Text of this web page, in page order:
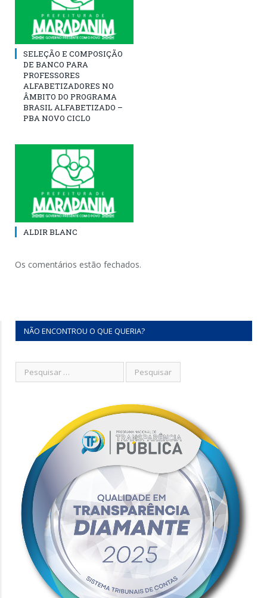
SELEÇÃO E COMPOSIÇÃO
DE BANCO PARA
PROFESSORES
ALFABETIZADORES NO
ÂMBITO DO PROGRAMA
BRASIL ALFABETIZADO –
PBA NOVO CICLO
ALDIR BLANC
Os comentários estão fechados.
NÃO ENCONTROU O QUE QUERIA?